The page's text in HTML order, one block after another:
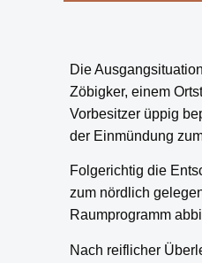
Die
Zöbigker, einem
Vorbesitzer üppig
der Einmündung
Folgerichtig die
zum nördlich
Raumprogramm
Nach reiflicher